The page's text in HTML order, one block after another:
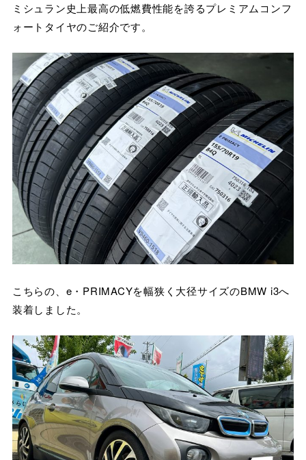
ミシュラン史上最高の低燃費性能を誇るプレミアムコンフ
ォートタイヤのご紹介です。
こちらの、e・PRIMACYを幅狭く大径サイズのBMW i3へ
装着しました。